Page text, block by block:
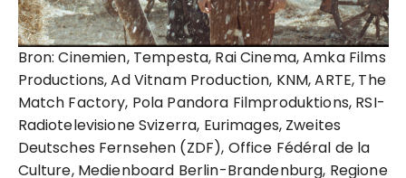
Bron: Cinemien, Tempesta, Rai Cinema, Amka Films
Productions, Ad Vitnam Production, KNM, ARTE, The
Match Factory, Pola Pandora Filmproduktions, RSI-
Radiotelevisione Svizerra, Eurimages, Zweites
Deutsches Fernsehen (ZDF), Office Fédéral de la
Culture, Medienboard Berlin-Brandenburg, Regione